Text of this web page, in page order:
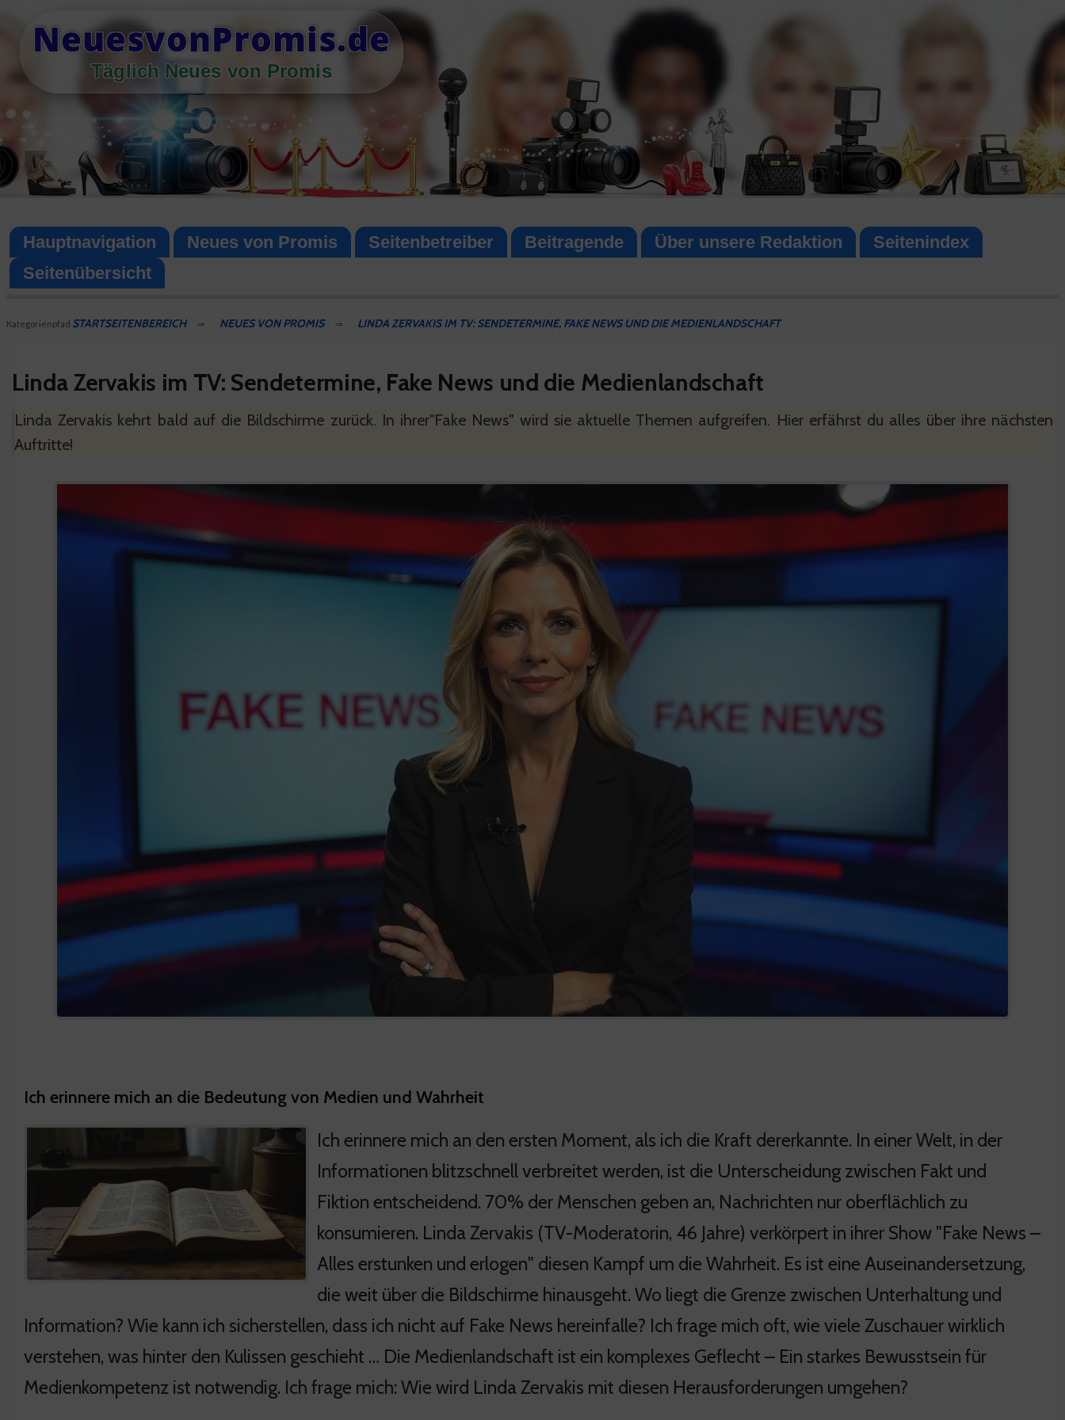
content
NeuesvonPromis.de
Täglich Neues von Promis
Hauptnavigation Neues von Promis Seitenbetreiber Beitragende Über unsere Redaktion
Seitenindex
Seitenübersicht
Kategorienpfad STARTSEITENBEREICH ⇒ NEUES VON PROMIS ⇒ LINDA ZERVAKIS IM TV: SENDETERMINE, FAKE NEWS UND DIE MEDIENLANDSCHAFT
Linda Zervakis im TV: Sendetermine, Fake News und die Medienlandschaft
Linda Zervakis kehrt bald auf die Bildschirme zurück. In ihrer"Fake News" wird sie aktuelle Themen aufgreifen. Hier erfährst du alles über ihre nächsten
Auftritte!
Ich erinnere mich an die Bedeutung von Medien und Wahrheit
Ich erinnere mich an den ersten Moment, als ich die Kraft dererkannte. In einer Welt, in der
Informationen blitzschnell verbreitet werden, ist die Unterscheidung zwischen Fakt und
Fiktion entscheidend. 70% der Menschen geben an, Nachrichten nur oberflächlich zu
konsumieren. Linda Zervakis (TV-Moderatorin, 46 Jahre) verkörpert in ihrer Show "Fake News –
Alles erstunken und erlogen" diesen Kampf um die Wahrheit. Es ist eine Auseinandersetzung,
die weit über die Bildschirme hinausgeht. Wo liegt die Grenze zwischen Unterhaltung und
Information? Wie kann ich sicherstellen, dass ich nicht auf Fake News hereinfalle? Ich frage mich oft, wie viele Zuschauer wirklich
verstehen, was hinter den Kulissen geschieht … Die Medienlandschaft ist ein komplexes Geflecht – Ein starkes Bewusstsein für
Medienkompetenz ist notwendig. Ich frage mich: Wie wird Linda Zervakis mit diesen Herausforderungen umgehen?